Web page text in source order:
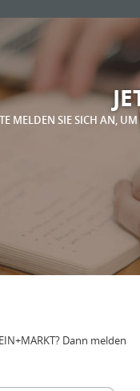
MELDEN SIE SICH AN,
Dann melden